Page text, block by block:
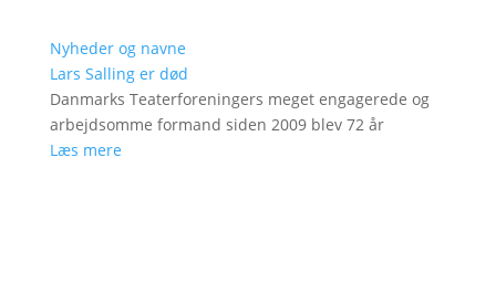
Nyheder og navne
Lars Salling er død
Danmarks Teaterforeningers meget engagerede og
arbejdsomme formand siden 2009 blev 72 år
Læs mere